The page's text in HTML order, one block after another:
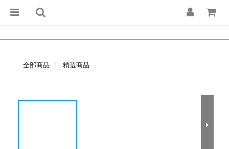
全部商品 精選商品